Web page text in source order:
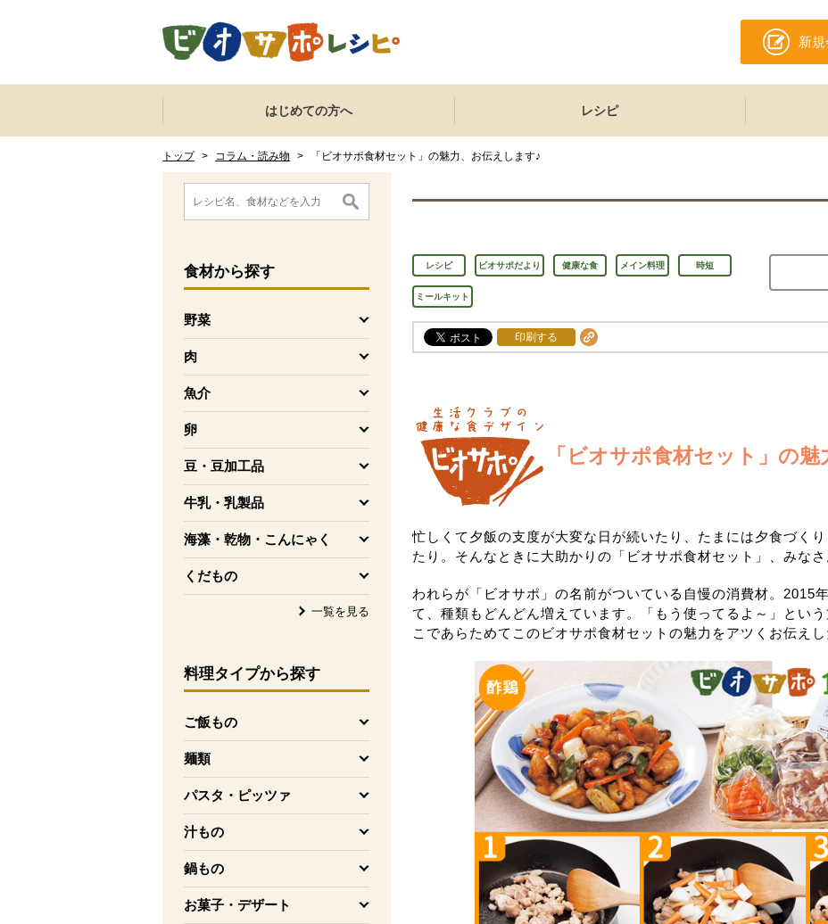
新
ここからサイト内共通メニューです。
サイト内共通メニューをスキップする
はじめての方へ レシピ
トップ > コラム・読み物 > 「ビオサポ食材セット」の魅力、お伝えします♪
ここから消費材検索メニューです。
食材から探す
野菜
を開く
肉
を開く
魚介
を開く
卵
を開く
豆・豆加工品
を開く
牛乳・乳製品
を開く
海藻・乾物・こんにゃく
を開く
くだもの
を開く
一覧を見る
料理タイプから探す
ご飯もの
を開く
麺類
を開く
パスタ・ピッツァ
を開く
汁もの
を開く
鍋もの
を開く
お菓子・デザート
を開く
消費材検索メニューここまで。
ここから本文です。
レシピ ビオサポだより 健康な食 メイン料理 時短
ミールキット
印刷する
「ビオサポ食材セット」の
忙しくて夕飯の支度が大変な日が続いたり、たまには夕食づく
たり。そんなときに大助かりの「ビオサポ食材セット」、みな
われらが「ビオサポ」の名前がついている自慢の消費材。2015
て、種類もどんどん増えています。「もう使ってるよ～」とい
こであらためてこのビオサポ食材セットの魅力をアツくお伝え